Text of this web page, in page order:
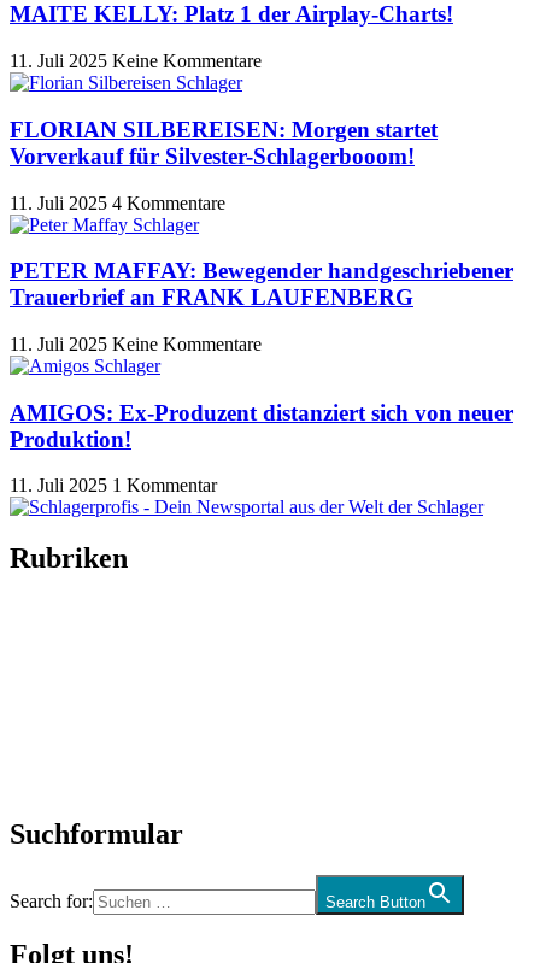
MAITE KELLY: Platz 1 der Airplay-Charts!
11. Juli 2025 Keine Kommentare
FLORIAN SILBEREISEN: Morgen startet
Vorverkauf für Silvester-Schlagerbooom!
11. Juli 2025 4 Kommentare
PETER MAFFAY: Bewegender handgeschriebener
Trauerbrief an FRANK LAUFENBERG
11. Juli 2025 Keine Kommentare
AMIGOS: Ex-Produzent distanziert sich von neuer
Produktion!
11. Juli 2025 1 Kommentar
Rubriken
Suchformular
Search for: Search Button
Folgt uns!